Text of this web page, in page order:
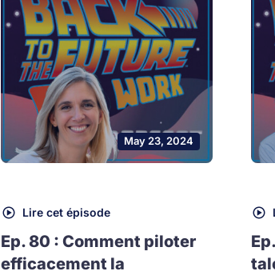
May 23, 2024
Lire cet épisode
Ep. 80 : Comment piloter
efficacement la